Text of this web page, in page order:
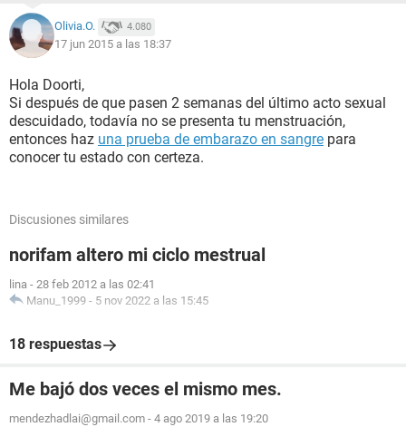
Olivia.O. 4.080
17 jun 2015 a las 18:37
Hola Doorti,
Si después de que pasen 2 semanas del último acto sexual
descuidado, todavía no se presenta tu menstruación,
entonces haz una prueba de embarazo en sangre para
conocer tu estado con certeza.
Discusiones similares
norifam altero mi ciclo mestrual
lina - 28 feb 2012 a las 02:41
Manu_1999 - 5 nov 2022 a las 15:45
18 respuestas
Me bajó dos veces el mismo mes.
mendezhadlai@gmail.com - 4 ago 2019 a las 19:20